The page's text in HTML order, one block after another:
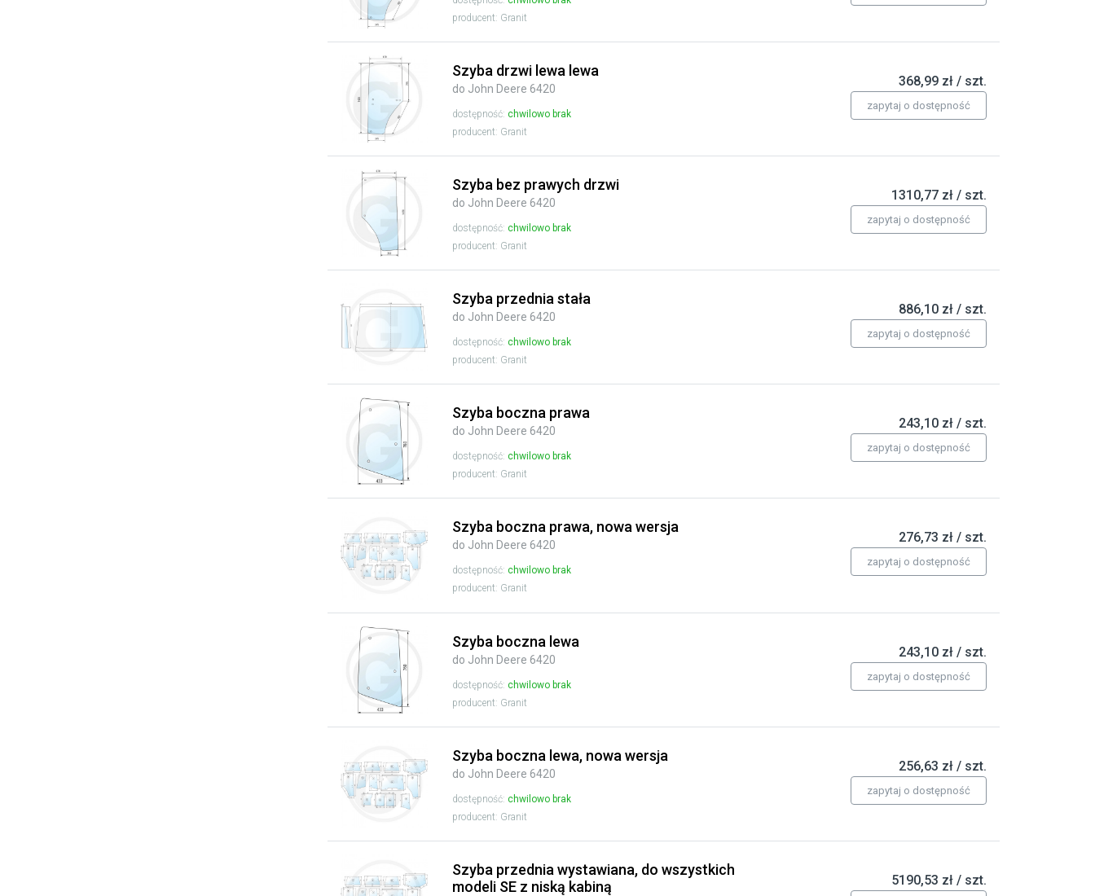
producent: Granit
Szyba drzwi lewa lewa
do John Deere 6420
dostępność:chwilowo brak
producent: Granit
368,99 zł / szt.
zapytaj o dostępność
Szyba bez prawych drzwi
do John Deere 6420
dostępność:chwilowo brak
producent: Granit
1310,77 zł / szt.
zapytaj o dostępność
Szyba przednia stała
do John Deere 6420
dostępność:chwilowo brak
producent: Granit
886,10 zł / szt.
zapytaj o dostępność
Szyba boczna prawa
do John Deere 6420
dostępność:chwilowo brak
producent: Granit
243,10 zł / szt.
zapytaj o dostępność
Szyba boczna prawa, nowa wersja
do John Deere 6420
dostępność:chwilowo brak
producent: Granit
276,73 zł / szt.
zapytaj o dostępność
Szyba boczna lewa
do John Deere 6420
dostępność:chwilowo brak
producent: Granit
243,10 zł / szt.
zapytaj o dostępność
Szyba boczna lewa, nowa wersja
do John Deere 6420
dostępność:chwilowo brak
producent: Granit
256,63 zł / szt.
zapytaj o dostępność
Szyba przednia wystawiana, do wszystkich
modeli SE z niską kabiną
5190,53 zł / szt.